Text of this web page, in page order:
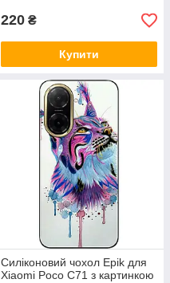
220 ₴
Купити
Силіконовий чохол Epik для
Xiaomi Poco C71 з картинкою